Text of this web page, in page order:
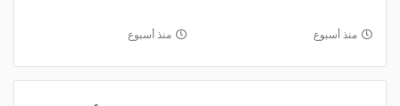
منذ أسبوع منذ أسبوع